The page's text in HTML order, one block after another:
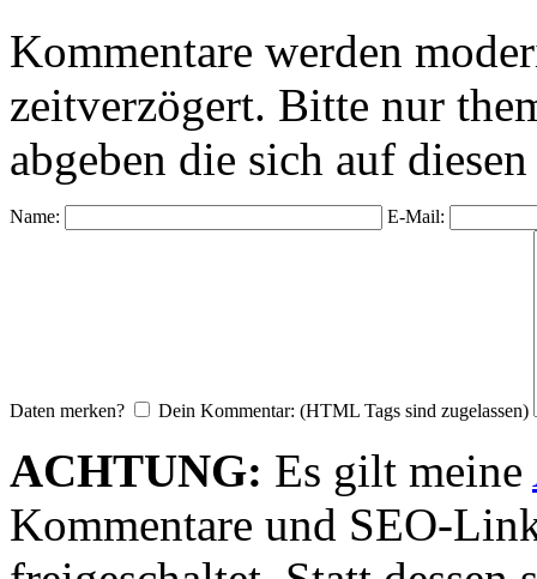
Kommentare werden
zeitverzögert. Bitte nur
abgeben die sich auf
Name: E-Mail:
Daten merken? Dein Kommentar: (HTML Tags sind zugelassen)
ACHTUNG: Es gilt meine
Kommentare und SEO-